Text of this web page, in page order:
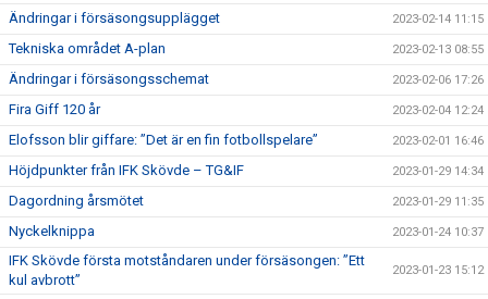
Ändringar i försäsongsupplägget 2023-02-14 11:15
Tekniska området A-plan 2023-02-13 08:55
Ändringar i försäsongsschemat 2023-02-06 17:26
Fira Giff 120 år 2023-02-04 12:24
Elofsson blir giffare: ”Det är en fin fotbollspelare” 2023-02-01 16:46
Höjdpunkter från IFK Skövde – TG&IF 2023-01-29 14:34
Dagordning årsmötet 2023-01-29 11:35
Nyckelknippa 2023-01-24 10:37
IFK Skövde första motståndaren under försäsongen: ”Ett
kul avbrott”
2023-01-23 15:12